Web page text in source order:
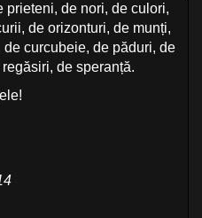
prieteni, de nori, de culori,
de orizonturi, de munți,
curcubeie, de păduri, de
de speranță.